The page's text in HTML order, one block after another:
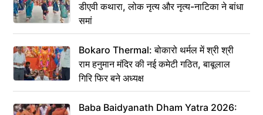
डीएवी कथारा, लोक नृत्य और नृत्य-नाटिका ने बांधा
समां
Bokaro Thermal: बोकारो थर्मल में श्री श्री
राम हनुमान मंदिर की नई कमेटी गठित, बाबूलाल
गिरि फिर बने अध्यक्ष
Baba Baidyanath Dham Yatra 2026: